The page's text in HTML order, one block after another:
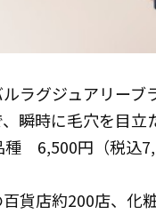
ラグジュアリーブ
瞬時に毛穴を目
種 6,500円（税込
貨店約200店、化